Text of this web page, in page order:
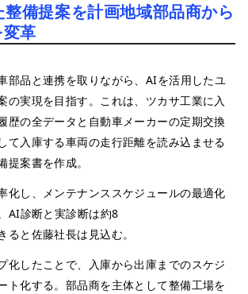
備提案を計画地域部品商から
革
部品と連携を取りながら、AIを活用したユ
の実現を目指す。これは、ツカサ工業に入
歴の全データと自動車メーカーの定期交換
て入庫する車両の走行距離を読み込ませる
提案書を作成。
化し、メンテナンススケジュールの最適化
AI診断と実診断は約8
ると佐藤社長は見込む。
化したことで、入庫から出庫までのスケジ
ト化する。部品商を主体として整備工場を